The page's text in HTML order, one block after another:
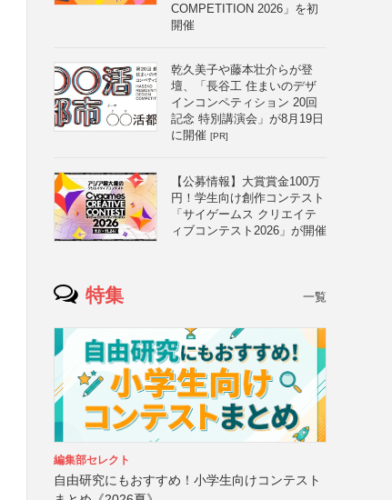
COMPETITION 2026」を初
開催
乾久美子や藤本壮介らが登
壇、「長谷工 住まいのデザ
インコンペティション 20回
記念 特別講演会」が8月19日
に開催 [PR]
【公募情報】大賞賞金100万
円！学生向け創作コンテスト
「サイゲームス クリエイテ
ィブコンテスト2026」が開催
特集 一覧
編集部セレクト
自由研究にもおすすめ！小学生向けコンテスト